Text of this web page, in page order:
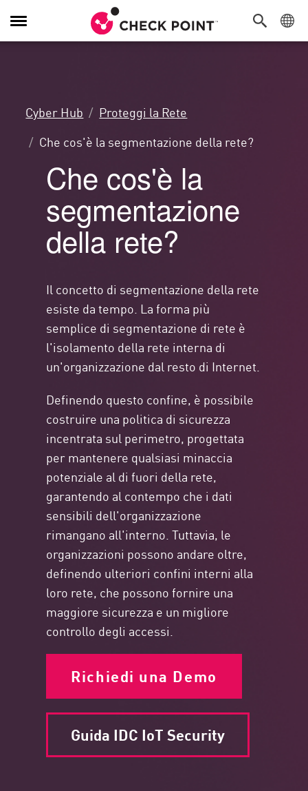
Attiva/Disattiva
navigazione
Cyber Hub
Proteggi la Rete
Che cos'è la segmentazione della rete?
Che cos'è la
segmentazione
della rete?
Il concetto di segmentazione della rete
esiste da tempo. La forma più
semplice di segmentazione di rete è
l'isolamento della rete interna di
un'organizzazione dal resto di Internet.
Definendo questo confine, è possibile
costruire una politica di sicurezza
incentrata sul perimetro, progettata
per mantenere qualsiasi minaccia
potenziale al di fuori della rete,
garantendo al contempo che i dati
sensibili dell'organizzazione
rimangano all'interno. Tuttavia, le
organizzazioni possono andare oltre,
definendo ulteriori confini interni alla
loro rete, che possono fornire una
maggiore sicurezza e un migliore
controllo degli accessi.
Richiedi una Demo
Guida IDC IoT Security